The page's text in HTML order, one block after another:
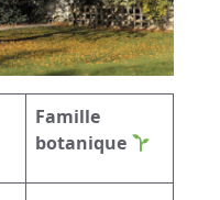
Famille
botanique